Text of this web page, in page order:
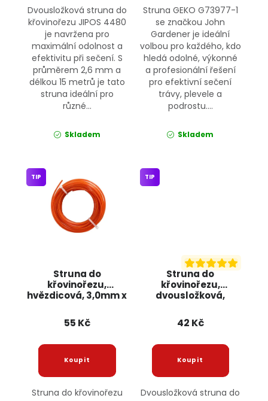
Dvousložková struna do
křovinořezu JIPOS 4480
je navržena pro
maximální odolnost a
efektivitu při sečení. S
průměrem 2,6 mm a
délkou 15 metrů je tato
struna ideální pro
různé...
Skladem
Struna GEKO G73977-1
se značkou John
Gardener je ideální
volbou pro každého, kdo
hledá odolné, výkonné
a profesionální řešení
pro efektivní sečení
trávy, plevele a
podrostu....
Skladem
Struna do
křovinořezu,
hvězdicová, 3,0mm x
TIP
55 Kč
Struna do křovinořezu
Struna do
křovinořezu,
dvousložková,
JIPOS
TIP
42 Kč
Dvousložková struna do